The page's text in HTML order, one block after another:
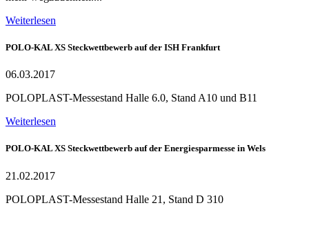
Weiterlesen
POLO-KAL XS Steckwettbewerb auf der ISH Frankfurt
06.03.2017
POLOPLAST-Messestand Halle 6.0, Stand A10 und B11
Weiterlesen
POLO-KAL XS Steckwettbewerb auf der Energiesparmesse in Wels
21.02.2017
POLOPLAST-Messestand Halle 21, Stand D 310